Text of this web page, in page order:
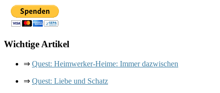
Wichtige Artikel
⇒ Quest: Heimwerker-​Heime: Immer dazwischen
⇒ Quest: Liebe und Schatz